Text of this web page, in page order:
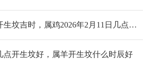
2026年2月11日属鸡开生坟吉时，属鸡2026年2月11日几点开生坟好
点开生坟好，属羊开生坟什么时辰好